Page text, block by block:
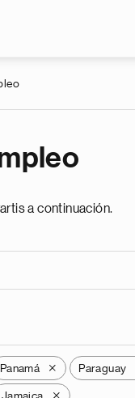
a continuación.
Panamá X Paraguay
Jamaica